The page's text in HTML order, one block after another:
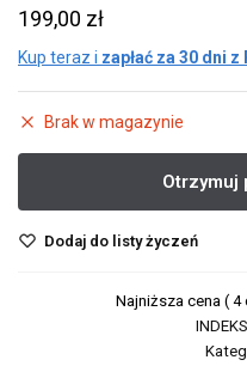
199,00 zł
Kup teraz i zapłać za 30 dni z
Brak w magazynie
Dodaj do listy życzeń
Najniższa cena ( 4